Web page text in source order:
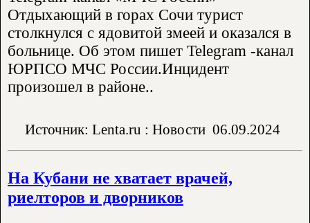
Отдыхающий в горах Сочи турист
столкнулся с ядовитой змеей и оказался в
больнице. Об этом пишет Telegram -канал
ЮРПСО МЧС России.Инцидент
произошел в районе..
Источник: Lenta.ru : Новости 06.09.2024
На Кубани не хватает врачей,
риелторов и дворников